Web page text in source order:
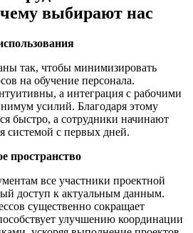
выбирают нас
так, чтобы минимизировать
на обучение персонала.
а интеграция с рабочими
усилий. Благодаря этому
быстро, а сотрудники начинают
системой с первых дней.
пространство
все участники проектной
доступ к актуальным данным.
существенно сокращает
улучшению координации